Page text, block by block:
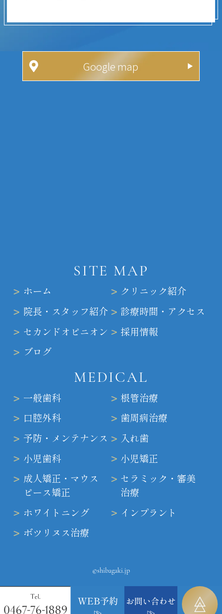
Google map
SITE MAP
ホーム クリニック紹介
院長・スタッフ紹介 診療時間・アクセス
セカンドオピニオン 採用情報
ブログ
MEDICAL
一般歯科
小児矯正
根管治療
成人矯正・マウス
ピース矯正
口腔外科
セラミック・審美
治療
歯周病治療
ホワイトニング
予防・メンテナンス
インプラント
入れ歯
ボツリヌス治療
小児歯科
©shibagaki.jp